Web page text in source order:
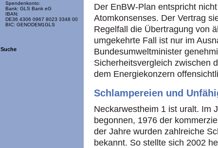
Spendenkonto:
Bank: GLS Bank eG
IBAN:
DE36 4306 0967 8023 3348 00
BIC: GENODEM1GLS
Suche
Der EnBW-Plan entspricht
Atomkonsenses. Der Vertrag
Regelfall die Übertragung von
umgekehrte Fall ist nur im
Bundesumweltminister
Sicherheitsvergleich zwischen
dem Energiekonzern
Schlampereien und
Neckarwestheim 1 ist uralt. Im
begonnen, 1976 der
der Jahre wurden zahlreiche
bekannt. So stellte sich 2002